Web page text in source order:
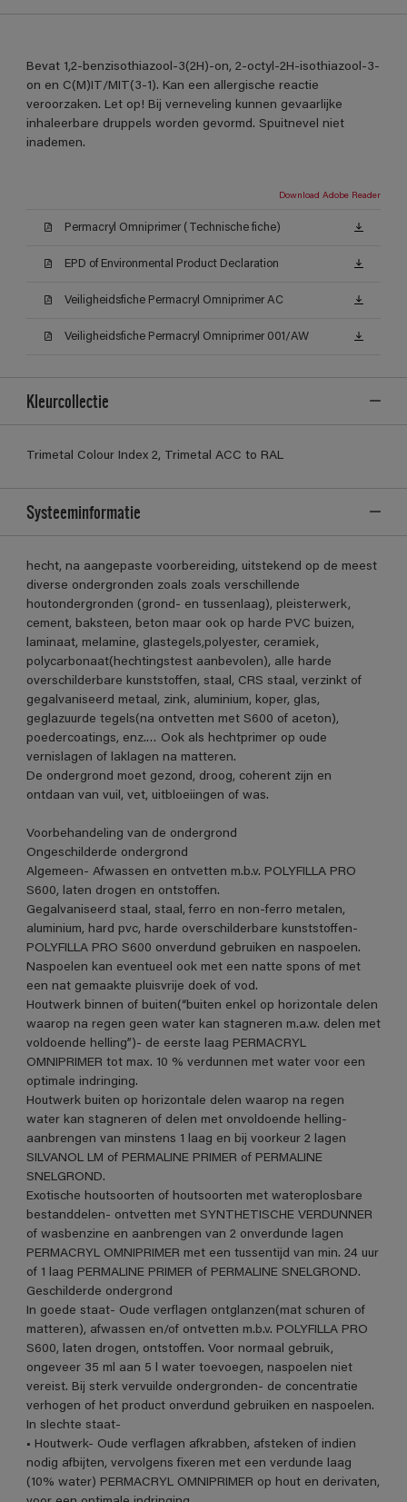
Bevat 1,2-benzisothiazool-3(2H)-on, 2-octyl-2H-isothiazool-3-
on en C(M)IT/MIT(3-1). Kan een allergische reactie
veroorzaken. Let op! Bij verneveling kunnen gevaarlijke
inhaleerbare druppels worden gevormd. Spuitnevel niet
inademen.
Download Adobe Reader
Permacryl Omniprimer (Technische fiche)
EPD of Environmental Product Declaration
Veiligheidsfiche Permacryl Omniprimer AC
Veiligheidsfiche Permacryl Omniprimer 001/AW
Kleurcollectie
Trimetal Colour Index 2, Trimetal ACC to RAL
Systeeminformatie
hecht, na aangepaste voorbereiding, uitstekend op de meest
diverse ondergronden zoals zoals verschillende
houtondergronden (grond- en tussenlaag), pleisterwerk,
cement, baksteen, beton maar ook op harde PVC buizen,
laminaat, melamine, glastegels,polyester, ceramiek,
polycarbonaat(hechtingstest aanbevolen), alle harde
overschilderbare kunststoffen, staal, CRS staal, verzinkt of
gegalvaniseerd metaal, zink, aluminium, koper, glas,
geglazuurde tegels(na ontvetten met S600 of aceton),
poedercoatings, enz.… Ook als hechtprimer op oude
vernislagen of laklagen na matteren.
De ondergrond moet gezond, droog, coherent zijn en
ontdaan van vuil, vet, uitbloeiingen of was.
Voorbehandeling van de ondergrond
Ongeschilderde ondergrond
Algemeen- Afwassen en ontvetten m.b.v. POLYFILLA PRO
S600, laten drogen en ontstoffen.
Gegalvaniseerd staal, staal, ferro en non-ferro metalen,
aluminium, hard pvc, harde overschilderbare kunststoffen-
POLYFILLA PRO S600 onverdund gebruiken en naspoelen.
Naspoelen kan eventueel ook met een natte spons of met
een nat gemaakte pluisvrije doek of vod.
Houtwerk binnen of buiten(“buiten enkel op horizontale delen
waarop na regen geen water kan stagneren m.a.w. delen met
voldoende helling”)- de eerste laag PERMACRYL
OMNIPRIMER tot max. 10 % verdunnen met water voor een
optimale indringing.
Houtwerk buiten op horizontale delen waarop na regen
water kan stagneren of delen met onvoldoende helling-
aanbrengen van minstens 1 laag en bij voorkeur 2 lagen
SILVANOL LM of PERMALINE PRIMER of PERMALINE
SNELGROND.
Exotische houtsoorten of houtsoorten met wateroplosbare
bestanddelen- ontvetten met SYNTHETISCHE VERDUNNER
of wasbenzine en aanbrengen van 2 onverdunde lagen
PERMACRYL OMNIPRIMER met een tussentijd van min. 24 uur
of 1 laag PERMALINE PRIMER of PERMALINE SNELGROND.
Geschilderde ondergrond
In goede staat- Oude verflagen ontglanzen(mat schuren of
matteren), afwassen en/of ontvetten m.b.v. POLYFILLA PRO
S600, laten drogen, ontstoffen. Voor normaal gebruik,
ongeveer 35 ml aan 5 l water toevoegen, naspoelen niet
vereist. Bij sterk vervuilde ondergronden- de concentratie
verhogen of het product onverdund gebruiken en naspoelen.
In slechte staat-
• Houtwerk- Oude verflagen afkrabben, afsteken of indien
nodig afbijten, vervolgens fixeren met een verdunde laag
(10% water) PERMACRYL OMNIPRIMER op hout en derivaten,